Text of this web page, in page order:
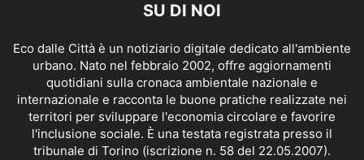
SU DI NOI
Eco dalle Città è un notiziario digitale dedicato all'ambiente
urbano. Nato nel febbraio 2002, offre aggiornamenti
quotidiani sulla cronaca ambientale nazionale e
internazionale e racconta le buone pratiche realizzate nei
territori per sviluppare l'economia circolare e favorire
l'inclusione sociale. È una testata registrata presso il
tribunale di Torino (iscrizione n. 58 del 22.05.2007).